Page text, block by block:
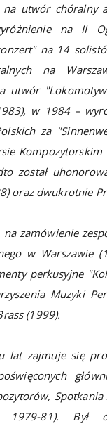
na utwór chóralny
na II
na 14
na
utwór
w 1984 –
za
został
oraz dwukrotnie
zamówienie
w Warszawie
perkusyjne
Muzyki
(1999).
lat zajmuje się
Spotkania
1979-81).